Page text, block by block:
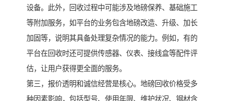
设备。此外，回收过程中可能涉及地磅保养、基础施工
等附加服务，如平台的业务包含地磅改造、升级、加长
加固等，说明其具备处理复杂情况的能力。例如，有的
平台在回收时还可提供传感器、仪表、接线盒等配件评
估，让用户获得更全面的服务。
第三，报价透明和诚信经营是核心。地磅回收价格受多
种因素影响，包括型号、使用年限、维护状况、钢材含